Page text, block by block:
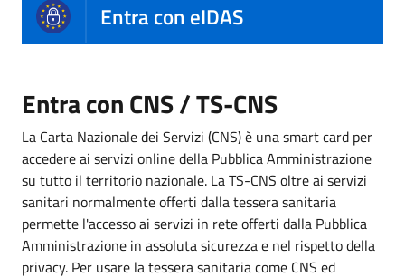
Entra con eIDAS
Entra con CNS / TS-CNS
La Carta Nazionale dei Servizi (CNS) è una smart card per
accedere ai servizi online della Pubblica Amministrazione
su tutto il territorio nazionale. La TS-CNS oltre ai servizi
sanitari normalmente offerti dalla tessera sanitaria
permette l'accesso ai servizi in rete offerti dalla Pubblica
Amministrazione in assoluta sicurezza e nel rispetto della
privacy. Per usare la tessera sanitaria come CNS ed